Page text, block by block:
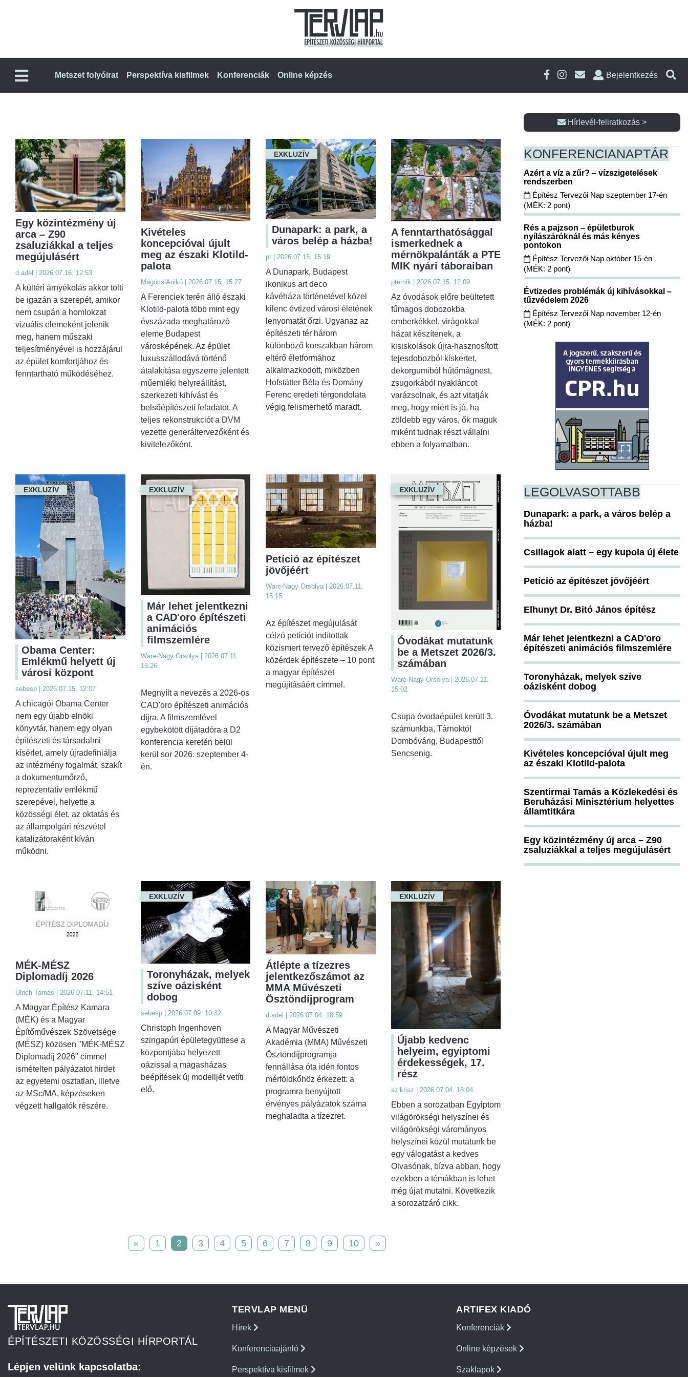
Metszet folyóirat Perspektíva kisfilmek Konferenciák Online képzés Bejelentkezés
Egy közintézmény új
arca – Z90
zsaluziákkal a teljes
megújulásért
d.adel | 2026.07.16. 12:53
A kültéri árnyékolás akkor tölti
be igazán a szerepét, amikor
nem csupán a homlokzat
vizuális elemeként jelenik
meg, hanem műszaki
teljesítményével is hozzájárul
az épület komfortjához és
fenntartható működéséhez.
Kivételes
koncepcióval újult
meg az északi Klotild-
palota
MagócsiAnikó | 2026.07.15. 15:27
A Ferenciek terén álló északi
Klotild-palota több mint egy
évszázada meghatározó
eleme Budapest
városképének. Az épület
luxusszállodává történő
átalakítása egyszerre jelentett
műemléki helyreállítást,
szerkezeti kihívást és
belsőépítészeti feladatot. A
teljes rekonstrukciót a DVM
vezette generáltervezőként és
kivitelezőként.
EXKLUZÍV
Dunapark: a park, a
város belép a házba!
pt | 2026.07.15. 15:19
A Dunapark, Budapest
ikonikus art deco
kávéháza történetével közel
kilenc évtized városi életének
lenyomatát őrzi. Ugyanaz az
építészeti tér három
különböző korszakban három
eltérő életformához
alkalmazkodott, miközben
Hofstätter Béla és Domány
Ferenc eredeti térgondolata
végig felismerhető maradt.
A fenntarthatósággal
ismerkednek a
mérnökpalánták a PTE
MIK nyári táboraiban
ptemik | 2026.07.15. 12:09
Az óvodások előre beültetett
fűmagos dobozokba
emberkékkel, virágokkal
házat készítenek, a
kisiskolások újra-hasznosított
tejesdobozból kiskertet,
dekorgumiból hűtőmágnest,
zsugorkából nyakláncot
varázsolnak, és azt vitatják
meg, hogy miért is jó, ha
zöldebb egy város, ők maguk
miként tudnak részt vállalni
ebben a folyamatban.
EXKLUZÍV
Obama Center:
Emlékmű helyett új
városi központ
sebesp | 2026.07.15. 12:07
A chicagói Obama Center
nem egy újabb elnöki
könyvtár, hanem egy olyan
építészeti és társadalmi
kísérlet, amely újradefiniálja
az intézmény fogalmát, szakít
a dokumentumőrző,
reprezentatív emlékmű
szerepével, helyette a
közösségi élet, az oktatás és
az állampolgári részvétel
katalizátoraként kíván
működni.
EXKLUZÍV
Már lehet jelentkezni
a CAD'oro építészeti
animációs
filmszemlére
Ware-Nagy Orsolya | 2026.07.11.
15:26
Megnyílt a nevezés a 2026-os
CAD'oro építészeti animációs
díjra. A filmszemlével
egybekötött díjátadóra a D2
konferencia keretén belül
kerül sor 2026. szeptember 4-
én.
Petíció az építészet
jövőjéért
Ware-Nagy Orsolya | 2026.07.11.
15:15
Az építészet megújulását
célzó petíciót indítottak
közismert tervező építészek A
közérdek építészete – 10 pont
a magyar építészet
megújításáért címmel.
EXKLUZÍV
Óvodákat mutatunk
be a Metszet 2026/3.
számában
Ware-Nagy Orsolya | 2026.07.11.
15:02
Csupa óvodaépület került 3.
számunkba, Tárnoktól
Dombóvárig, Budapesttől
Sencsenig.
MÉK-MÉSZ
Diplomadíj 2026
Ulrich Tamás | 2026.07.11. 14:51
A Magyar Építész Kamara
(MÉK) és a Magyar
Építőművészek Szövetsége
(MÉSZ) közösen "MÉK-MÉSZ
Diplomadíj 2026" címmel
ismételten pályázatot hirdet
az egyetemi osztatlan, illetve
az MSc/MA, képzéseken
végzett hallgatók részére.
EXKLUZÍV
Toronyházak, melyek
szíve oázisként
dobog
sebesp | 2026.07.09. 10:32
Christoph Ingenhoven
szingapúri épületegyüttese a
központjába helyezett
oázissal a magasházas
beépítések új modelljét vetíti
elő.
Átlépte a tízezres
jelentkezőszámot az
MMA Művészeti
Ösztöndíjprogram
d.adel | 2026.07.04. 18:59
A Magyar Művészeti
Akadémia (MMA) Művészeti
Ösztöndíjprogramja
fennállása óta idén fontos
mérföldkőhöz érkezett: a
programra benyújtott
érvényes pályázatok száma
meghaladta a tízezret.
EXKLUZÍV
Újabb kedvenc
helyeim, egyiptomi
érdekességek, 17.
rész
szikrisz | 2026.07.04. 18:04
Ebben a sorozatban Egyiptom
világörökségi helyszínei és
világörökségi várományos
helyszínei közül mutatunk be
egy válogatást a kedves
Olvasónak, bízva abban, hogy
ezekben a témákban is lehet
még újat mutatni. Következik
a sorozatzáró cikk.
« 1 2 3 4 5 6 7 8 9 10 »
Hírlevél-feliratkozás >
KONFERENCIANAPTÁR
Azért a víz a zűr? – vízszigetelések
rendszerben
Építész Tervezői Nap szeptember 17-én
(MÉK: 2 pont)
Rés a pajzson – épületburok
nyílászáróknál és más kényes
pontokon
Építész Tervezői Nap október 15-én
(MÉK: 2 pont)
Évtizedes problémák új kihívásokkal –
tűzvédelem 2026
Építész Tervezői Nap november 12-én
(MÉK: 2 pont)
LEGOLVASOTTABB
Dunapark: a park, a város belép a
házba!
Csillagok alatt – egy kupola új élete
Petíció az építészet jövőjéért
Elhunyt Dr. Bitó János építész
Már lehet jelentkezni a CAD'oro
építészeti animációs filmszemlére
Toronyházak, melyek szíve
oázisként dobog
Óvodákat mutatunk be a Metszet
2026/3. számában
Kivételes koncepcióval újult meg
az északi Klotild-palota
Szentirmai Tamás a Közlekedési és
Beruházási Minisztérium helyettes
államtitkára
Egy közintézmény új arca – Z90
zsaluziákkal a teljes megújulásért
ÉPÍTÉSZETI KÖZÖSSÉGI HÍRPORTÁL
Lépjen velünk kapcsolatba:
TERVLAP MENÜ
Hírek
Konferenciaajánló
Perspektíva kisfilmek
ARTIFEX KIADÓ
Konferenciák
Online képzések
Szaklapok